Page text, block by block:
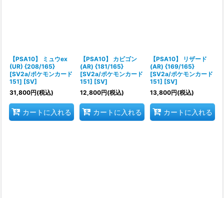
【PSA10】 ミュウex
(UR) {208/165}
[SV2a/ポケモンカード
151] [SV]
31,800円(税込)
カートに入れる
【PSA10】 カビゴン
(AR) {181/165}
[SV2a/ポケモンカード
151] [SV]
12,800円(税込)
カートに入れる
【PSA10】 リザード
(AR) {169/165}
[SV2a/ポケモンカード
151] [SV]
13,800円(税込)
カートに入れる